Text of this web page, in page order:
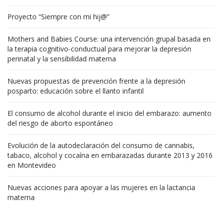
Proyecto “Siempre con mi hij@”
Mothers and Babies Course: una intervención grupal basada en
la terapia cognitivo-conductual para mejorar la depresión
perinatal y la sensibilidad materna
Nuevas propuestas de prevención frente a la depresión
posparto: educación sobre el llanto infantil
El consumo de alcohol durante el inicio del embarazo: aumento
del riesgo de aborto espontáneo
Evolución de la autodeclaración del consumo de cannabis,
tabaco, alcohol y cocaína en embarazadas durante 2013 y 2016
en Montevideo
Nuevas acciones para apoyar a las mujeres en la lactancia
materna